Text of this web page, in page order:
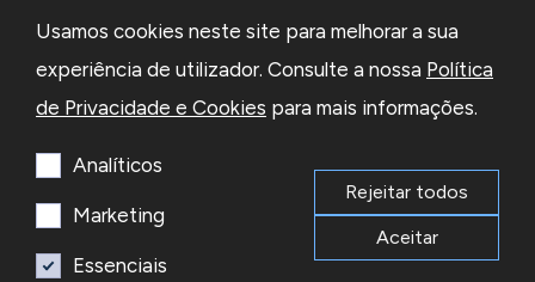
Li e aceito aPolítica de Privacidadee os Termos e Condições
Subscrever
Usamos cookies neste site para melhorar a sua
experiência de utilizador. Consulte a nossa Política
de Privacidade e Cookies para mais informações.
Analíticos
Marketing
Essenciais
Rejeitar todos
Aceitar